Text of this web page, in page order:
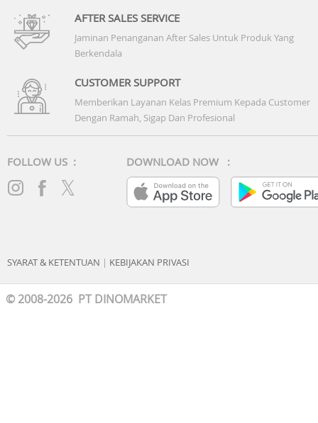
AFTER SALES SERVICE
Jaminan Penanganan After Sales Untuk Produk Yang
Berkendala
CUSTOMER SUPPORT
Memberikan Layanan Kelas Premium Kepada Customer
Dengan Ramah, Sigap Dan Profesional
FOLLOW US : DOWNLOAD NOW :
SYARAT & KETENTUAN | KEBIJAKAN PRIVASI
© 2008-2026 PT DINOMARKET